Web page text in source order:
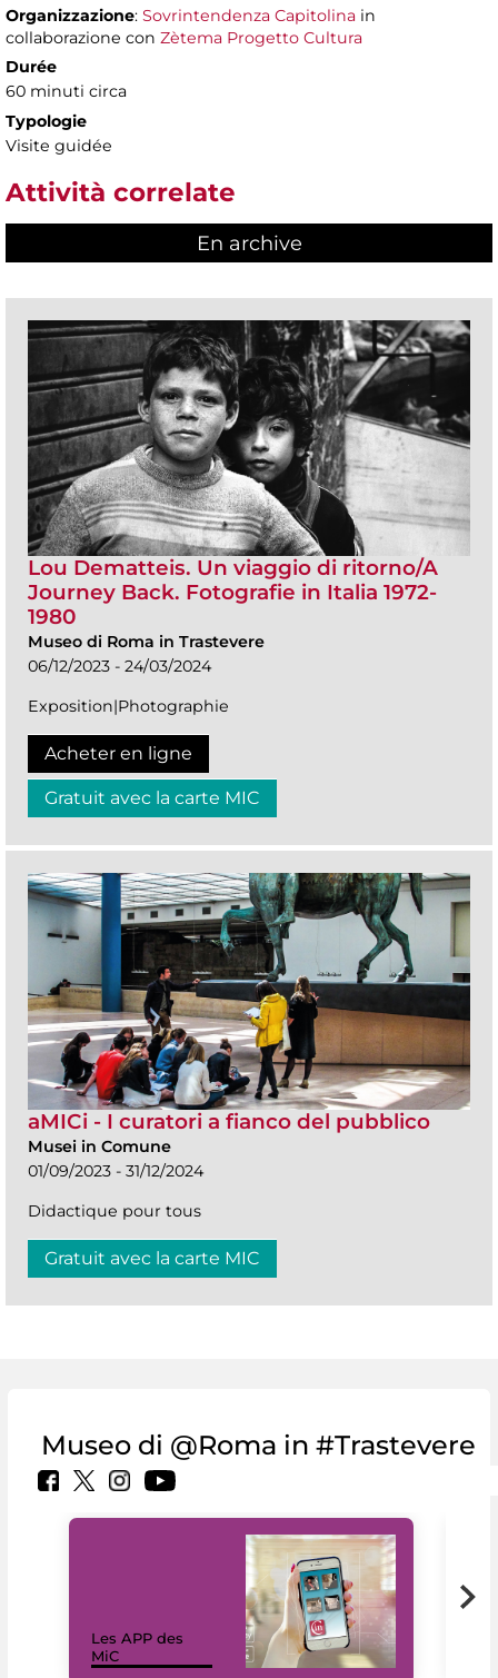
Organizzazione: Sovrintendenza Capitolina in
collaborazione con Zètema Progetto Cultura
Durée
60 minuti circa
Typologie
Visite guidée
Attività correlate
En archive
Lou Dematteis. Un viaggio di ritorno/A
Journey Back. Fotografie in Italia 1972-
1980
Museo di Roma in Trastevere
06/12/2023 - 24/03/2024
Exposition|Photographie
Acheter en ligne
Gratuit avec la carte MIC
aMICi - I curatori a fianco del pubblico
Musei in Comune
01/09/2023 - 31/12/2024
Didactique pour tous
Gratuit avec la carte MIC
Museo di @Roma in #Trastevere
Les APP des
MiC